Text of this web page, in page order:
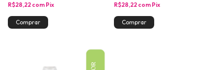
R$28,22 com Pix R$28,22 com Pix